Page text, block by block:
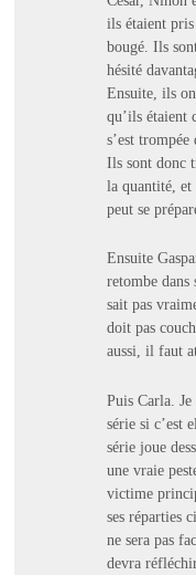
ils étaient
bougé. Ils
hésité
Ensuite, ils
qu’ils étaient
s’est trompée
Ils sont donc
la quantité, et
peut se
Ensuite
retombe dans
sait pas
doit pas
aussi, il faut
Puis Carla. Je
série si c’est
série joue
une vraie
victime
ses réparties
ne sera pas
devra